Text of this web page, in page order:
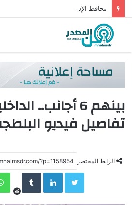
بينهم 6 أجانب..
تفاصيل فيديو
الرابط المختصر
LinkedIn